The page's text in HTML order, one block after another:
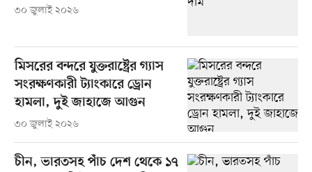
৩০ জুলাই ২০২৬
মিসরের বন্দরে যুক্তরাষ্ট্রের গ্যাস
সংরক্ষণকারী ট্যাংকারে ড্রোন
হামলা, দুই জাহাজে আগুন
৩০ জুলাই ২০২৬
চীন, ভারতসহ পাঁচ দেশ থেকে ১৭